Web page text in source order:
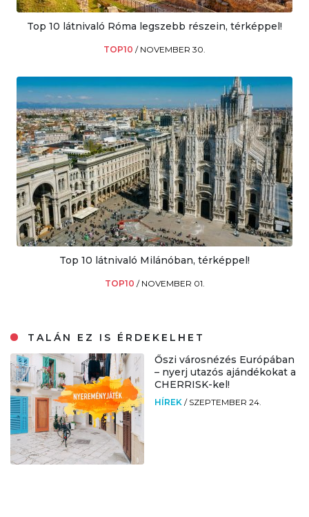
Top 10 látnivaló Róma legszebb részein, térképpel!
TOP10 / NOVEMBER 30.
Top 10 látnivaló Milánóban, térképpel!
TOP10 / NOVEMBER 01.
TALÁN EZ IS ÉRDEKELHET
Őszi városnézés Európában
– nyerj utazós ajándékokat a
CHERRISK-kel!
HÍREK / SZEPTEMBER 24.